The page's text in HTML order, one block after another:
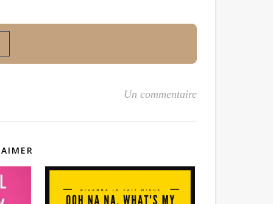
Un commentaire